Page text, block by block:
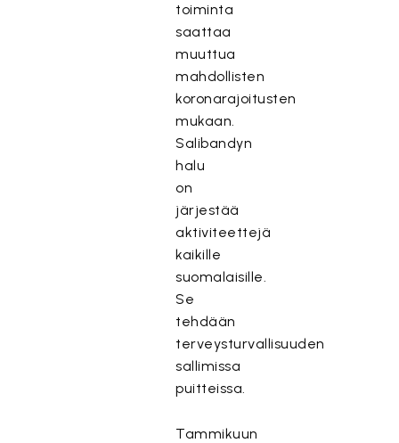
toiminta
saattaa
muuttua
mahdollisten
koronarajoitusten
mukaan.
Salibandyn
halu
on
järjestää
aktiviteettejä
kaikille
suomalaisille.
Se
tehdään
terveysturvallisuuden
sallimissa
puitteissa.
Tammikuun